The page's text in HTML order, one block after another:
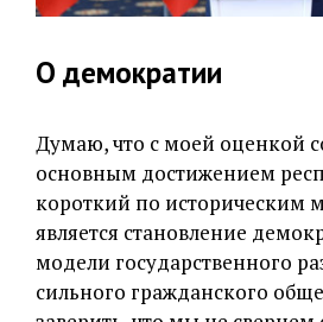
О демократии
Думаю, что с моей оценкой
основным достижением
короткий по историческим
является становление
модели государственного
сильного гражданского